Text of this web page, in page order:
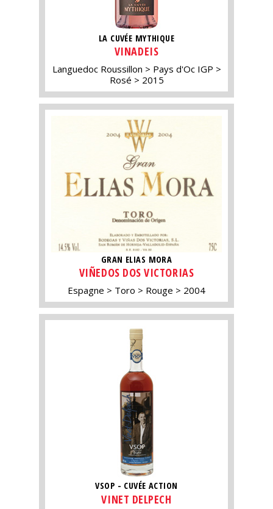
LA CUVÉE MYTHIQUE
VINADEIS
Languedoc Roussillon
Pays d'Oc IGP
Rosé
2015
GRAN ELIAS MORA
VIÑEDOS DOS VICTORIAS
Espagne Toro Rouge 2004
VSOP - CUVÉE ACTION
VINET DELPECH